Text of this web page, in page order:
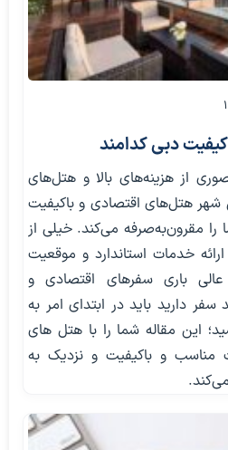
دبی کدامند
از هزینه‌های بالا و هتل‌های
شهر هتل‌های اقتصادی و باکیفیت
را مقرون‌به‌صرفه می‌کند. خیلی از
خدمات استاندارد و موقعیت
عالی باری سفرهای اقتصادی و
دارید باید در ابتدای امر به
این مقاله شما را با هتل های
مناسب و باکیفیت و نزدیک به